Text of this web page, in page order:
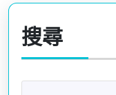
導
覽
Previous
post:
搜尋